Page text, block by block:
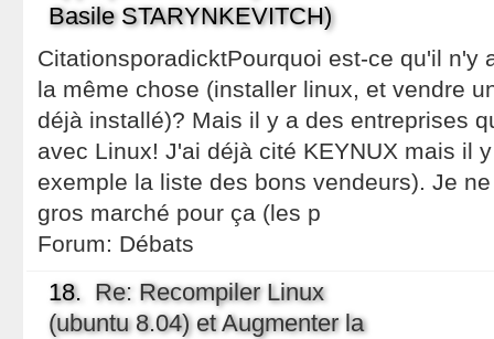
Basile STARYNKEVITCH)
CitationsporadicktPourquoi est-ce qu'il n'y
la même chose (installer linux, et vendre
déjà installé)? Mais il y a des entreprises
avec Linux! J'ai déjà cité KEYNUX mais il
exemple la liste des bons vendeurs). Je
gros marché pour ça (les p
Forum: Débats
18. Re: Recompiler Linux
(ubuntu 8.04) et Augmenter la